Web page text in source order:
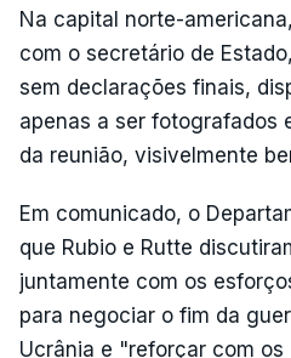
Na capital norte-
com o secretário de
sem declarações finais,
apenas a ser fotografados
da reunião, visivelmente
Em comunicado, o
que Rubio e Rutte
juntamente com os
para negociar o fim da
Ucrânia e "reforçar com os